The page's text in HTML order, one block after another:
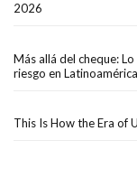
2026
Más allá del cheque:
riesgo en Latinoamérica
This Is How the Era of